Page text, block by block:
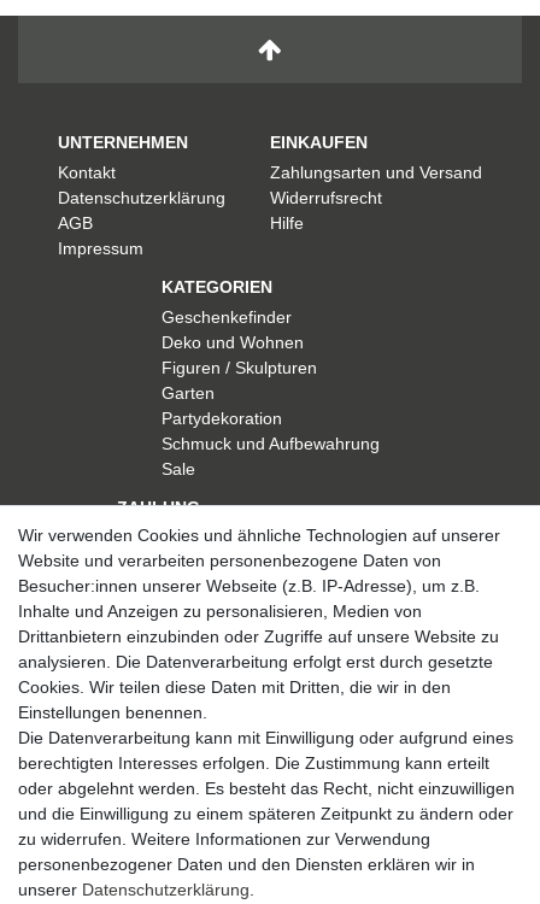
UNTERNEHMEN
Kontakt
Datenschutzerklärung
AGB
Impressum
EINKAUFEN
Zahlungsarten und Versand
Widerrufsrecht
Hilfe
KATEGORIEN
Geschenkefinder
Deko und Wohnen
Figuren / Skulpturen
Garten
Partydekoration
Schmuck und Aufbewahrung
Sale
ZAHLUNG
VERSAND
SICHER EINKAUFEN
Sicher einkaufen mit
durchgehender SSL-Verschlüsselung
Wir verwenden Cookies und ähnliche Technologien auf unserer
Website und verarbeiten personenbezogene Daten von
Besucher:innen unserer Webseite (z.B. IP-Adresse), um z.B.
Inhalte und Anzeigen zu personalisieren, Medien von
Drittanbietern einzubinden oder Zugriffe auf unsere Website zu
analysieren. Die Datenverarbeitung erfolgt erst durch gesetzte
Cookies. Wir teilen diese Daten mit Dritten, die wir in den
Einstellungen benennen.
Die Datenverarbeitung kann mit Einwilligung oder aufgrund eines
berechtigten Interesses erfolgen. Die Zustimmung kann erteilt
oder abgelehnt werden. Es besteht das Recht, nicht einzuwilligen
und die Einwilligung zu einem späteren Zeitpunkt zu ändern oder
zu widerrufen. Weitere Informationen zur Verwendung
personenbezogener Daten und den Diensten erklären wir in
unserer Daten­schutz­erklärung